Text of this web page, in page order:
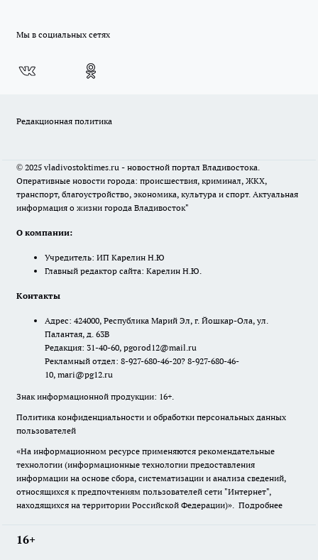
Мы в социальных сетях
Редакционная политика
© 2025 vladivostoktimes.ru - новостной портал Владивостока.
Оперативные новости города: происшествия, криминал, ЖКХ,
транспорт, благоустройство, экономика, культура и спорт. Актуальная
информация о жизни города Владивосток"
О компании:
Учредитель: ИП Карелин Н.Ю
Главный редактор сайта: Карелин Н.Ю.
Контакты
Адрес: 424000, Республика Марий Эл, г. Йошкар-Ола, ул.
Палантая, д. 63В
Редакция: 31-40-60, pgorod12@mail.ru
Рекламный отдел: 8-927-680-46-20? 8-927-680-46-
10, mari@pg12.ru
Знак информационной продукции: 16+.
Политика конфиденциальности и обработки персональных данных
пользователей
«На информационном ресурсе применяются рекомендательные
технологии (информационные технологии предоставления
информации на основе сбора, систематизации и анализа сведений,
относящихся к предпочтениям пользователей сети "Интернет",
находящихся на территории Российской Федерации)». Подробнее
16+